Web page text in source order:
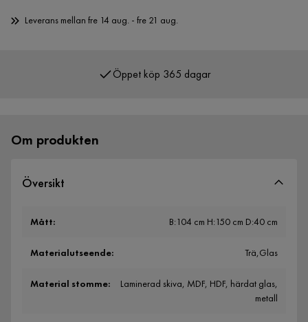
Leverans mellan fre 14 aug. - fre 21 aug.
Över 400 000 nöjda kunder
Om produkten
Översikt
Mått: B:104 cm H:150 cm D:40 cm
Materialutseende: Trä,Glas
Material stomme:
Laminerad skiva, MDF, HDF, härdat glas,
metall